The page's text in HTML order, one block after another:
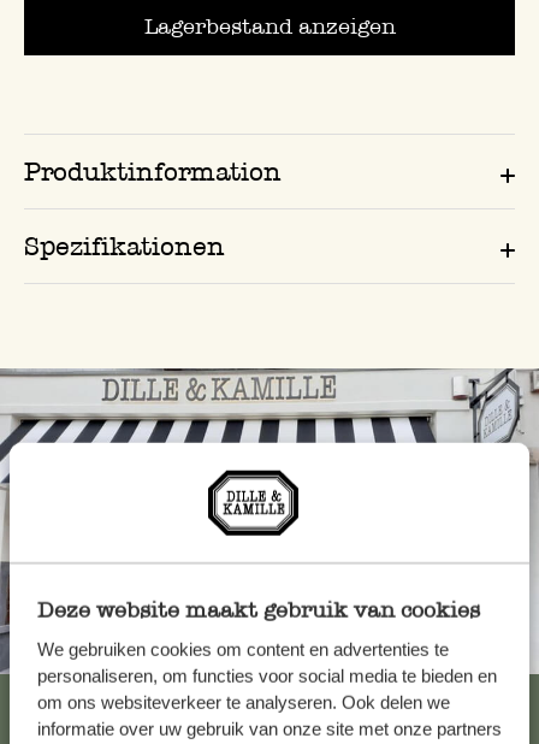
Deze website maakt gebruik van cookies
We gebruiken cookies om content en advertenties te
personaliseren, om functies voor social media te bieden en
om ons websiteverkeer te analyseren. Ook delen we
informatie over uw gebruik van onze site met onze partners
Lagerbestand anzeigen
Produktinformation
Spezifikationen
Immer in der Nähe
Alle 62 Geschäfte anzeigen